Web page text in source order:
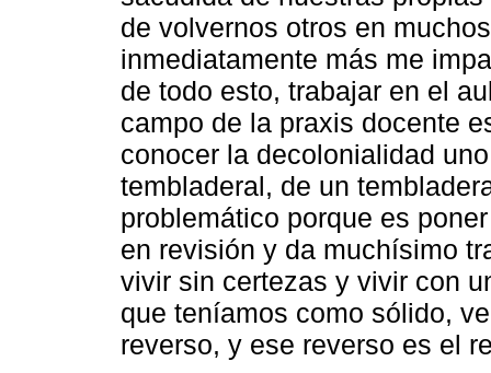
de volvernos otros en
inmediatamente más me
de todo esto, trabajar en el
campo de la praxis docente
conocer la decolonialidad
tembladeral, de un
problemático porque es
en revisión y da muchísimo
vivir sin certezas y vivir con
que teníamos como sólido,
reverso, y ese reverso es el